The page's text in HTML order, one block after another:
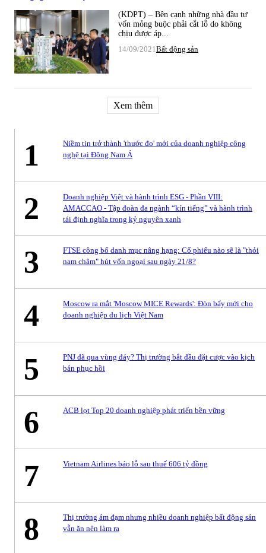
(KDPT) – Bên cạnh những nhà đầu tư
vốn mỏng buộc phải cắt lỗ do không
chịu được áp...
14/09/2021Bất động sản
Xem thêm
1
Niềm tin trở thành 'thước đo' mới của doanh nghiệp công
nghệ tại Đông Nam Á
2
Doanh nghiệp Việt và hành trình ESG - Phần VIII:
AMACCAO - Tập đoàn đa ngành “kín tiếng” và hành trình
tái định nghĩa trong kỷ nguyên xanh
3
FTSE công bố danh mục nâng hạng: Cổ phiếu nào sẽ là "thỏi
nam châm" hút vốn ngoại sau ngày 21/8?
4
Moscow ra mắt 'Moscow MICE Rewards': Đòn bẩy mới cho
doanh nghiệp du lịch Việt Nam
5
PNJ đã qua vùng đáy? Thị trường bắt đầu đặt cược vào kịch
bản phục hồi
6 ACB lọt Top 20 doanh nghiệp phát triển bền vững
7 Vietnam Airlines báo lỗ sau thuế 606 tỷ đồng
8
Thị trường ảm đạm nhưng nhiều doanh nghiệp bất động sản
vẫn ăn nên làm ra